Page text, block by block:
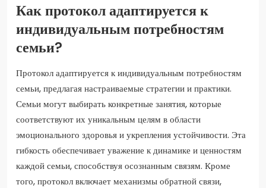
Как протокол адаптируется к
индивидуальным потребностям
семьи?
Протокол адаптируется к индивидуальным потребностям
семьи, предлагая настраиваемые стратегии и практики.
Семьи могут выбирать конкретные занятия, которые
соответствуют их уникальным целям в области
эмоционального здоровья и укрепления устойчивости. Эта
гибкость обеспечивает уважение к динамике и ценностям
каждой семьи, способствуя осознанным связям. Кроме
того, протокол включает механизмы обратной связи,